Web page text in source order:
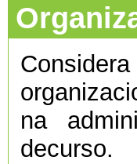
na
decurso.